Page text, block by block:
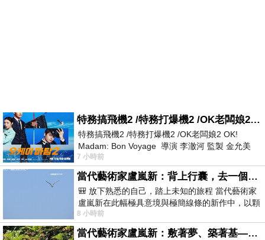
特務搞飛機2 /特務打爆機2 /OK老闆娘2 OK! Madam: Bon Voyage
特務搞飛機2 /特務打爆機2 /OK老闆娘2 OK!
Madam: Bon Voyage 導演 李澈河 監製 金允美
劇本 申鉉成 主演 嚴正化 朴誠雄
7 小時前
當代藝術家盧嵐新：背上行囊，去一個沒有人認識你的地方——看風景，也遇見渴望出發的自己
🎒 放下熟悉的自己，踏上未知的旅程 當代藝術家
盧嵐新在此幅極具意境與極簡線條的新作中，以顆
粒感豐富的灰綠粗糙背景，搭配凝練且具
8 小時前
當代藝術家盧嵐新：敷著夢、築著基——讓筆觸成為存在過的證據，將相遇的溫度熔鑄成新的模樣